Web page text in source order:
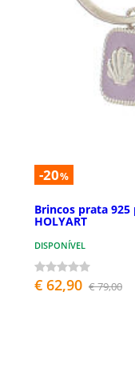
-20%
Brincos prata
HOLYART
DISPONÍVEL
€ 62,90 € 79,00